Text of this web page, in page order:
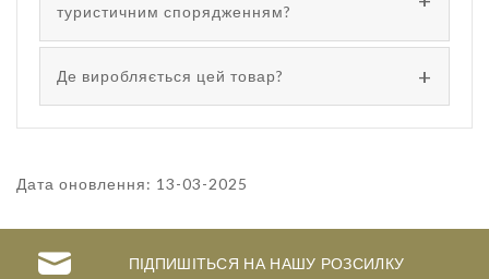
туристичним спорядженням?
Де виробляється цей товар?
Дата оновлення: 13-03-2025
ПІДПИШІТЬСЯ НА НАШУ РОЗСИЛКУ